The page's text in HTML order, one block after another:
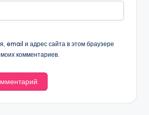
email и адрес сайта в этом браузере
комментариев.